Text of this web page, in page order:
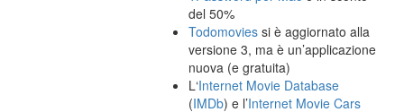
del 50%
Todomovies si è aggiornato alla
versione 3, ma è un’applicazione
nuova (e gratuita)
L‘Internet Movie Database
(IMDb) e l’Internet Movie Cars